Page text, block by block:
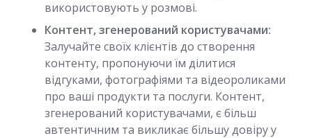
використовують у розмові.
Контент, згенерований користувачами:
Залучайте своїх клієнтів до створення
контенту, пропонуючи їм ділитися
відгуками, фотографіями та відеороликами
про ваші продукти та послуги. Контент,
згенерований користувачами, є більш
автентичним та викликає більшу довіру у